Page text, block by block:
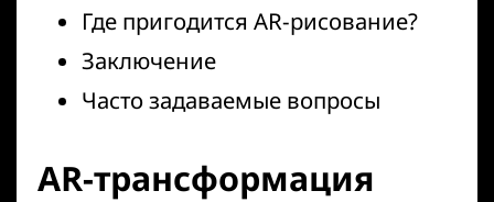
Где пригодится AR-рисование?
Заключение
Часто задаваемые вопросы
AR-трансформация